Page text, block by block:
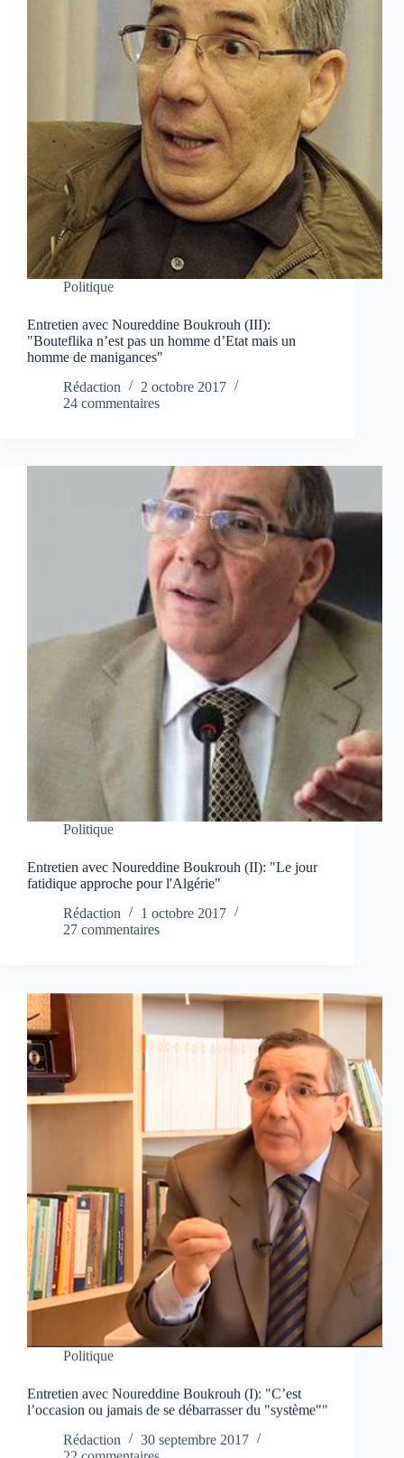
Politique
Entretien avec Noureddine Boukrouh (III):
"Bouteflika n’est pas un homme d’Etat mais un
homme de manigances"
Rédaction
2 octobre 2017
24 commentaires
Politique
Entretien avec Noureddine Boukrouh (II): "Le jour
fatidique approche pour l'Algérie"
Rédaction
1 octobre 2017
27 commentaires
Politique
Entretien avec Noureddine Boukrouh (I): "C’est
l’occasion ou jamais de se débarrasser du "système""
Rédaction
30 septembre 2017